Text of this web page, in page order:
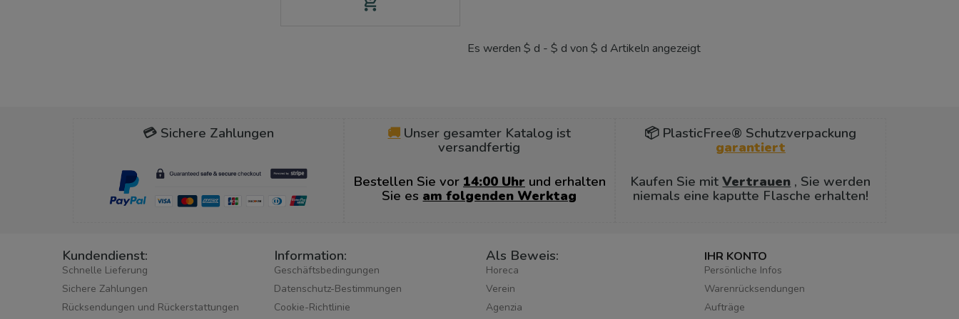
Es werden $ d - $ d von $ d Artikeln angezeigt
💳 Sichere Zahlungen 🚚 Unser gesamter Katalog ist
versandfertig
Bestellen Sie vor 14:00 Uhr und erhalten
Sie es am folgenden Werktag
📦 PlasticFree® Schutzverpackung
garantiert
Kaufen Sie mitVertrauen , Sie werden
niemals eine kaputte Flasche erhalten!
Kundendienst:
Schnelle Lieferung
Sichere Zahlungen
Rücksendungen und Rückerstattungen
Information:
Geschäftsbedingungen
Datenschutz-Bestimmungen
Cookie-Richtlinie
Als Beweis:
Horeca
Verein
Agenzia
IHR KONTO
Persönliche Infos
Warenrücksendungen
Aufträge